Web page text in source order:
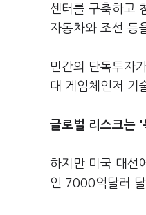
센터를 구축하고
자동차와 조선 등
민간의 단독투자
대 게임체인저 기
글로벌 리스크는 '
하지만 미국 대선
인 7000억달러